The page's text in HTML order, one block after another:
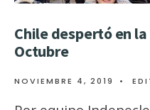
Chile despertó en
Octubre
NOVIEMBRE 4, 2019 •